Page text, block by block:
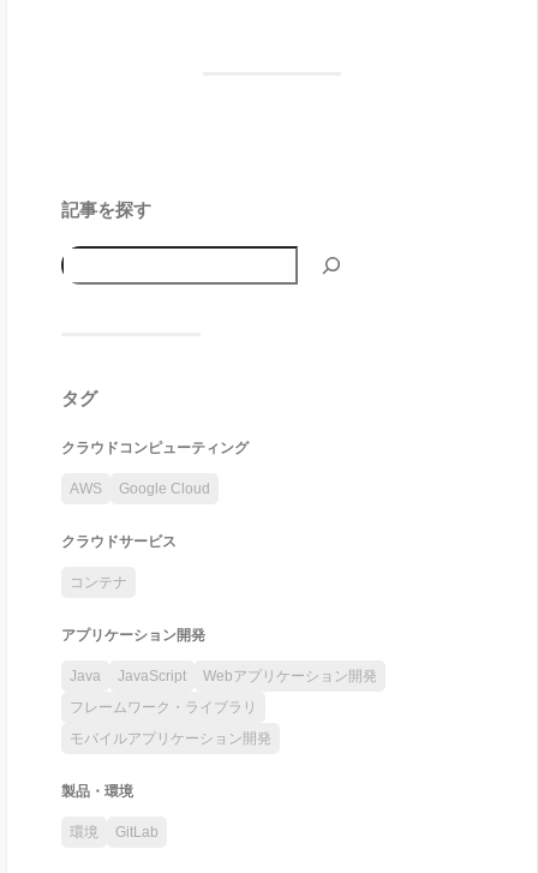
記事を探す
タグ
クラウドコンピューティング
AWS Google Cloud
クラウドサービス
コンテナ
アプリケーション開発
Java JavaScript
Webアプリケーション開発
フレームワーク・ライブラリ
モバイルアプリケーション開発
製品・環境
環境 GitLab